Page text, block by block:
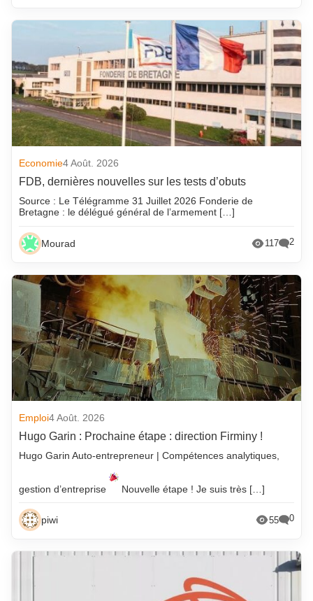
Economie4 Août. 2026
FDB, dernières nouvelles sur les tests d’obuts
Source : Le Télégramme 31 Juillet 2026 Fonderie de
Bretagne : le délégué général de l’armement […]
Mourad 117 2
Emploi4 Août. 2026
Hugo Garin : Prochaine étape : direction Firminy !
Hugo Garin Auto-entrepreneur | Compétences analytiques,
gestion d’entreprise Nouvelle étape ! Je suis très […]
piwi 55 0